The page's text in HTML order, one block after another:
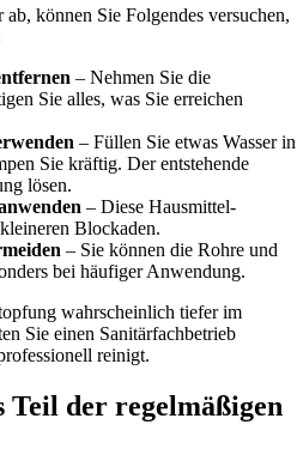
können Sie Folgendes versuchen,
– Nehmen Sie die
Sie alles, was Sie erreichen
– Füllen Sie etwas Wasser in
Sie kräftig. Der entstehende
lösen.
– Diese Hausmittel-
Blockaden.
– Sie können die Rohre und
bei häufiger Anwendung.
wahrscheinlich tiefer im
Sie einen Sanitärfachbetrieb
reinigt.
der regelmäßigen